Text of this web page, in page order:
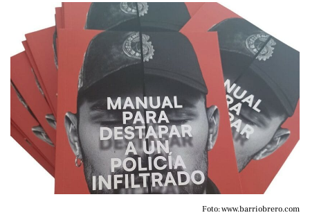
Foto: www.barriobrero.com